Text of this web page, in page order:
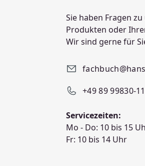
Sie haben Fragen
Produkten oder
Wir sind gerne für
+49 89 99830-
Servicezeiten:
Mo - Do: 10 bis 15
Fr: 10 bis 14 Uhr